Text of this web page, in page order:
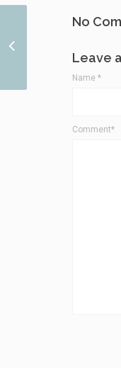
No
Leave
Name *
Comment*